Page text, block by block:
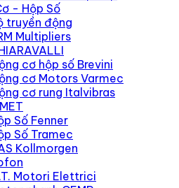
- Hộp Số
truyền động
Multipliers
cơ hộp số Brevini
cơ Motors Varmec
cơ rung Italvibras
Số Fenner
Số Tramec
Kollmorgen
Motori Elettrici